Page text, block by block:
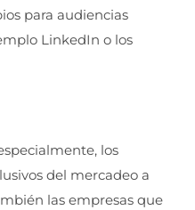
para audiencias
LinkedIn o los
los
del mercadeo a
las empresas que